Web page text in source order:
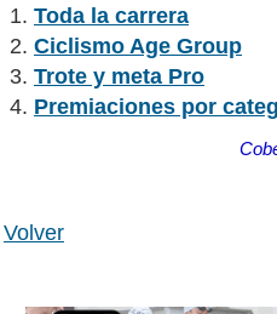
Toda la carrera
Ciclismo Age Group
Trote y meta Pro
Premiaciones por
Volver